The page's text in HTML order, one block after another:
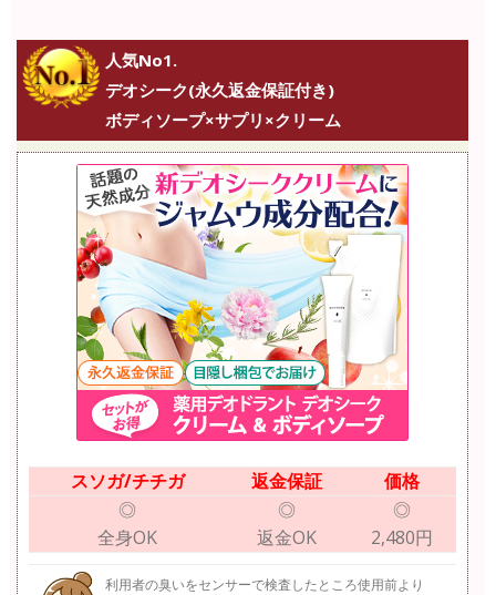
人気No1.
デオシーク(永久返金保証付き)
ボディソープ×サプリ×クリーム
スソガ/チチガ 返金保証
価格
◎
全身OK
◎
返金OK
◎
2,480円
利用者の臭いをセンサーで検査したところ使用前より